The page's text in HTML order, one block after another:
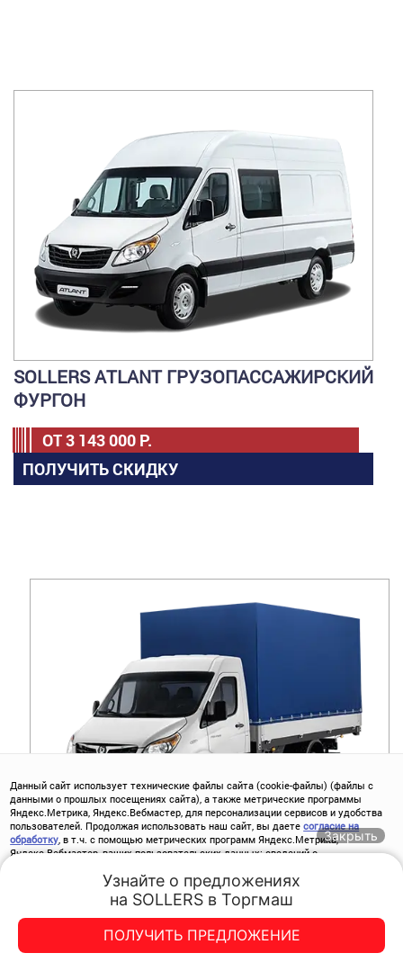
SOLLERS ATLANT ГРУЗОПАССАЖИРСКИЙ
ФУРГОН
ОТ3 143 000 Р.
ПОЛУЧИТЬ СКИДКУ
ОТ2 710 000Р.
ПОЛУЧИТЬ СКИДКУ
Данный сайт использует технические файлы сайта (cookie-файлы) (файлы с
данными о прошлых посещениях сайта), а также метрические программы
Яндекс.Метрика, Яндекс.Вебмастер, для персонализации сервисов и удобства
пользователей. Продолжая использовать наш сайт, вы даетесогласие на
обработку , в т.ч. с помощью метрических программ Яндекс.Метрика,
Яндекс.Вебмастер, ваших пользовательских данных: сведений о
разрешении его экрана; источнике откуда пришел на сайт пользователь; с
какого сайта или по какой рекламе; языке ОС и Браузере; какие страницы
открывает и на какие кнопки нажимает пользователь; ip-адрес.
Хорошо
Закрыть
Узнайте о предложениях
на SOLLERS в Торгмаш
ПОЛУЧИТЬ ПРЕДЛОЖЕНИЕ
ТОРГМАШ-СЕВЕР
Акции Заказать
Спецпредложения
ТОРГМАШ-СЕВЕР